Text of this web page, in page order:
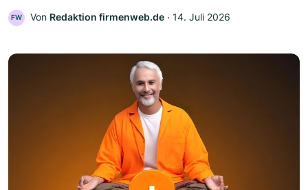
FW Von Redaktion firmenweb.de ‧ 14. Juli 2026